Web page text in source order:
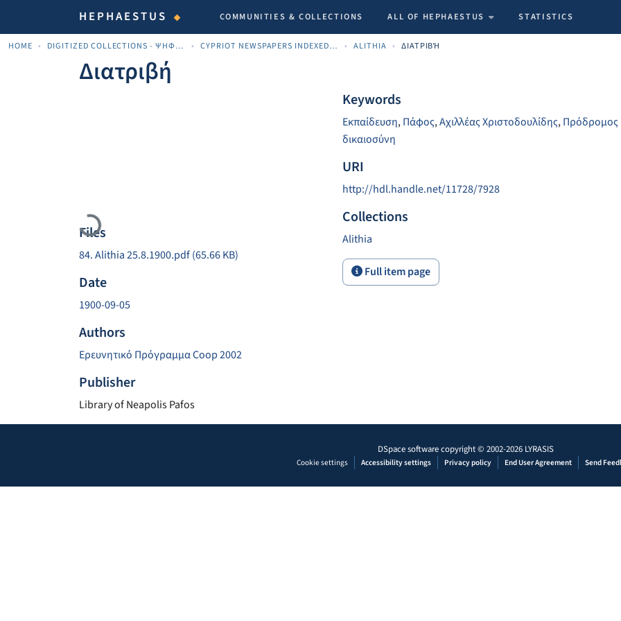
HEPHAESTUS COMMUNITIES & COLLECTIONS ALL OF HEPHAESTUS STATISTICS
HOME DIGITIZED COLLECTIONS - ΨΗΦΙΟΠΟΙΗΜΈΝΕΣ ΣΥΛΛΟΓΈΣ CYPRIOT NEWSPAPERS INDEXED MATERIAL ALITHIA ΔΙΑΤΡΙΒΉ
Διατριβή
Loading...
Files
84. Alithia 25.8.1900.pdf(65.66 KB)
Date
1900-09-05
Authors
Ερευνητικό Πρόγραμμα Coop 2002
Publisher
Library of Neapolis Pafos
Keywords
Εκπαίδευση,Πάφος,Αχιλλέας Χριστοδουλίδης,Πρόδρομος
δικαιοσύνη
URI
http://hdl.handle.net/11728/7928
Collections
Alithia
Full item page
DSpace softwarecopyright © 2002-2026 LYRASIS
Cookie settings Accessibility settings Privacy policy End User Agreement Send